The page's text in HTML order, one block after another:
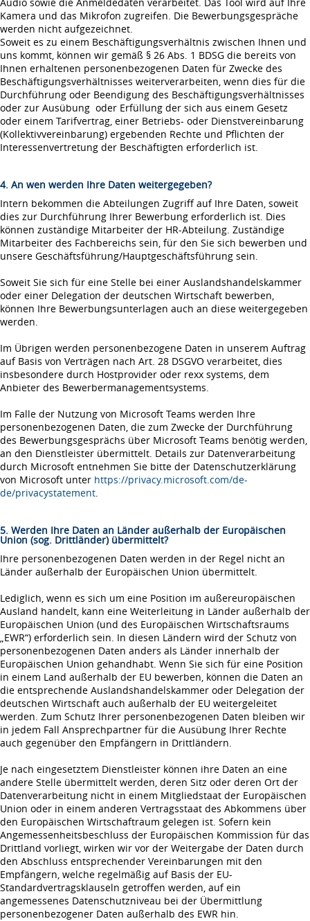
Kamera und das Mikrofon zugreifen. Die Bewerbungsgespräche
werden nicht aufgezeichnet.
Soweit es zu einem Beschäftigungsverhältnis zwischen Ihnen und
uns kommt, können wir gemäß § 26 Abs. 1 BDSG die bereits von
Ihnen erhaltenen personenbezogenen Daten für Zwecke des
Beschäftigungsverhältnisses weiterverarbeiten, wenn dies für die
Durchführung oder Beendigung des Beschäftigungsverhältnisses
oder zur Ausübung oder Erfüllung der sich aus einem Gesetz
oder einem Tarifvertrag, einer Betriebs- oder Dienstvereinbarung
(Kollektivvereinbarung) ergebenden Rechte und Pflichten der
Interessenvertretung der Beschäftigten erforderlich ist.
4. An wen werden Ihre Daten weitergegeben?
Intern bekommen die Abteilungen Zugriff auf Ihre Daten, soweit
dies zur Durchführung Ihrer Bewerbung erforderlich ist. Dies
können zuständige Mitarbeiter der HR-Abteilung. Zuständige
Mitarbeiter des Fachbereichs sein, für den Sie sich bewerben und
unsere Geschäftsführung/Hauptgeschäftsführung sein.
Soweit Sie sich für eine Stelle bei einer Auslandshandelskammer
oder einer Delegation der deutschen Wirtschaft bewerben,
können Ihre Bewerbungsunterlagen auch an diese weitergegeben
werden.
Im Übrigen werden personenbezogene Daten in unserem Auftrag
auf Basis von Verträgen nach Art. 28 DSGVO verarbeitet, dies
insbesondere durch Hostprovider oder rexx systems, dem
Anbieter des Bewerbermanagementsystems.
Im Falle der Nutzung von Microsoft Teams werden Ihre
personenbezogenen Daten, die zum Zwecke der Durchführung
des Bewerbungsgesprächs über Microsoft Teams benötig werden,
an den Dienstleister übermittelt. Details zur Datenverarbeitung
durch Microsoft entnehmen Sie bitte der Datenschutzerklärung
von Microsoft unter https://privacy.microsoft.com/de-
de/privacystatement.
5. Werden Ihre Daten an Länder außerhalb der Europäischen
Union (sog. Drittländer) übermittelt?
Ihre personenbezogenen Daten werden in der Regel nicht an
Länder außerhalb der Europäischen Union übermittelt.
Lediglich, wenn es sich um eine Position im außereuropäischen
Ausland handelt, kann eine Weiterleitung in Länder außerhalb der
Europäischen Union (und des Europäischen Wirtschaftsraums
„EWR“) erforderlich sein. In diesen Ländern wird der Schutz von
personenbezogenen Daten anders als Länder innerhalb der
Europäischen Union gehandhabt. Wenn Sie sich für eine Position
in einem Land außerhalb der EU bewerben, können die Daten an
die entsprechende Auslandshandelskammer oder Delegation der
deutschen Wirtschaft auch außerhalb der EU weitergeleitet
werden. Zum Schutz Ihrer personenbezogenen Daten bleiben wir
in jedem Fall Ansprechpartner für die Ausübung Ihrer Rechte
auch gegenüber den Empfängern in Drittländern.
Je nach eingesetztem Dienstleister können ihre Daten an eine
andere Stelle übermittelt werden, deren Sitz oder deren Ort der
Datenverarbeitung nicht in einem Mitgliedstaat der Europäischen
Union oder in einem anderen Vertragsstaat des Abkommens über
den Europäischen Wirtschaftraum gelegen ist. Sofern kein
Angemessenheitsbeschluss der Europäischen Kommission für das
Drittland vorliegt, wirken wir vor der Weitergabe der Daten durch
den Abschluss entsprechender Vereinbarungen mit den
Empfängern, welche regelmäßig auf Basis der EU-
Standardvertragsklauseln getroffen werden, auf ein
angemessenes Datenschutzniveau bei der Übermittlung
personenbezogener Daten außerhalb des EWR hin.